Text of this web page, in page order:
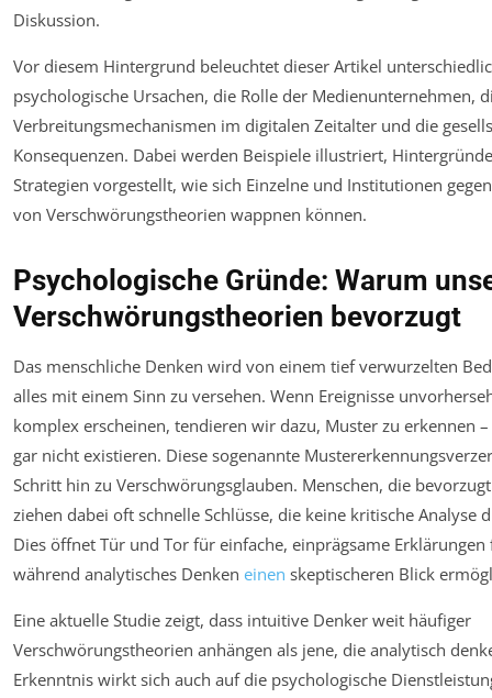
Diskussion.
Vor diesem Hintergrund beleuchtet dieser Artikel
psychologische Ursachen, die Rolle der Medienunternehmen,
Verbreitungsmechanismen im digitalen Zeitalter und die
Konsequenzen. Dabei werden Beispiele illustriert,
Strategien vorgestellt, wie sich Einzelne und Institutionen
von Verschwörungstheorien wappnen können.
Psychologische Gründe: Warum
Verschwörungstheorien bevorzugt
Das menschliche Denken wird von einem tief verwurzelten
alles mit einem Sinn zu versehen. Wenn Ereignisse
komplex erscheinen, tendieren wir dazu, Muster zu erkennen
gar nicht existieren. Diese sogenannte
Schritt hin zu Verschwörungsglauben. Menschen, die
ziehen dabei oft schnelle Schlüsse, die keine kritische Analyse
Dies öffnet Tür und Tor für einfache, einprägsame Erklärungen
während analytisches Denken einen skeptischeren Blick
Eine aktuelle Studie zeigt, dass intuitive Denker weit häufiger
Verschwörungstheorien anhängen als jene, die analytisch
Erkenntnis wirkt sich auch auf die psychologische